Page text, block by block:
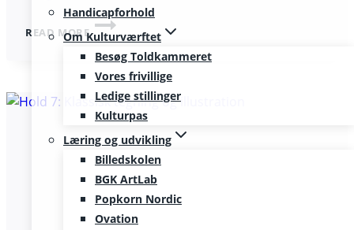
Handicapforhold
Om Kulturværftet
Besøg Toldkammeret
Vores frivillige
Ledige stillinger
Kulturpas
Læring og udvikling
Billedskolen
BGK ArtLab
Popkorn Nordic
Ovation
READ MORE
HOLD
1:
BILLEDKUNST,
OG
FORM